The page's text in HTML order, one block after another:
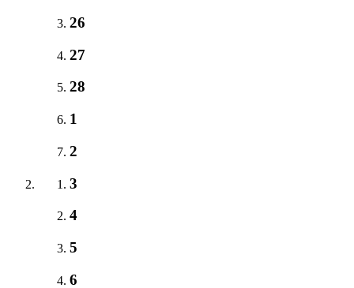
26
27
28
1
2
3
4
5
6